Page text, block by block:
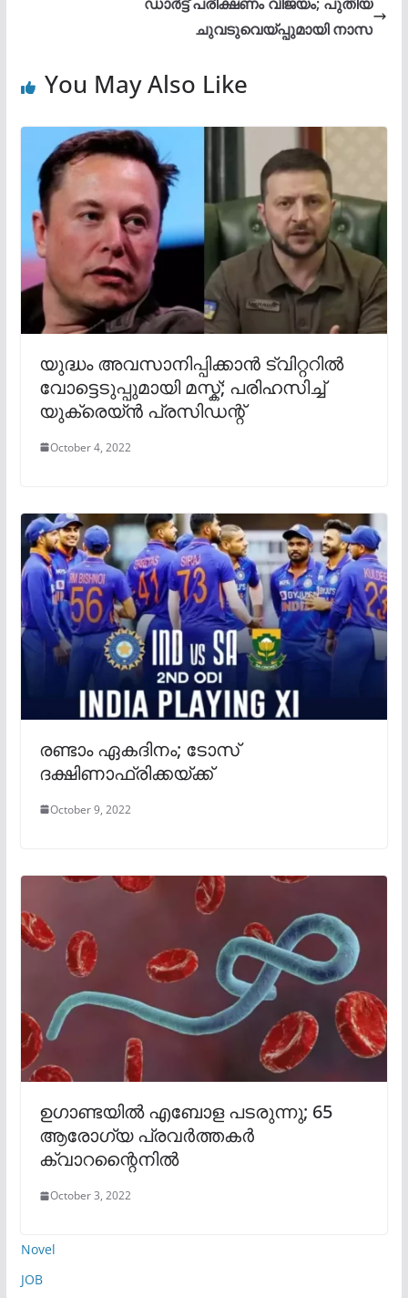
ചുവടുവെയ്പ്പുമായി നാസ
You May Also Like
യുദ്ധം അവസാനിപ്പിക്കാൻ ട്വിറ്ററിൽ
വോട്ടെടുപ്പുമായി മസ്ക്; പരിഹസിച്ച്
യുക്രെയ്ൻ പ്രസിഡന്റ്
October 4, 2022
രണ്ടാം ഏകദിനം; ടോസ്
ദക്ഷിണാഫ്രിക്കയ്ക്ക്
October 9, 2022
ഉഗാണ്ടയില്‍ എബോള പടരുന്നു; 65
ആരോഗ്യ പ്രവര്‍ത്തകര്‍
ക്വാറന്റൈനില്‍
October 3, 2022
Novel
JOB